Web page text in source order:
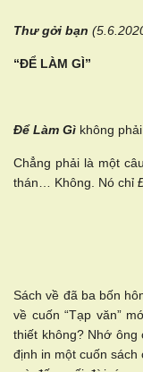
Thư gởi bạn
“ĐỂ LÀM GÌ”
Để Làm Gì không
Chẳng phải là một
thán… Không. Nó chỉ
Sách về đã ba bốn
về cuốn “Tạp văn”
thiết không? Nhớ ông
định in một cuốn sách